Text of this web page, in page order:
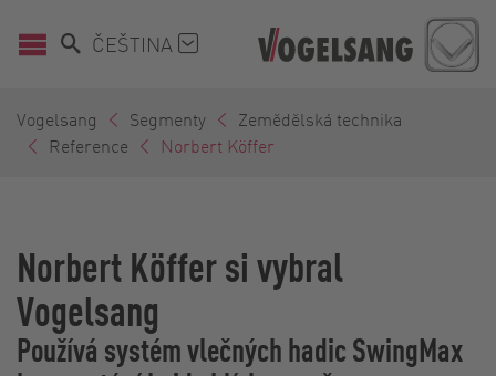
ČEŠTINA
Vogelsang Segmenty
Zemědělská technika
Reference
Norbert Köffer
Norbert Köffer si vybral
Vogelsang
Používá systém vlečných hadic SwingMax